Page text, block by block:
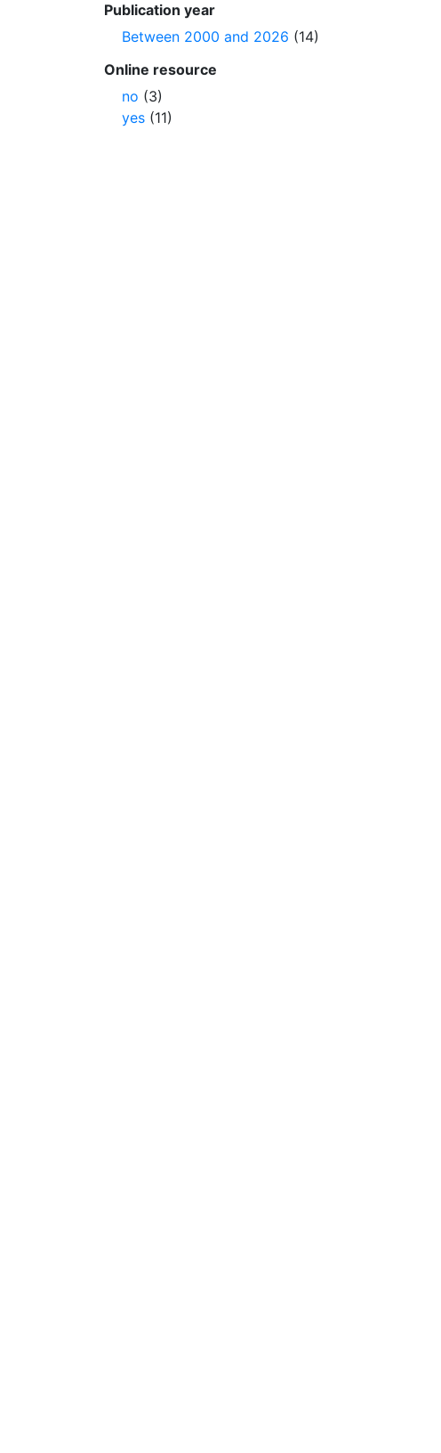
Publication year
Between 2000 and 2026 (14)
Online resource
no (3)
yes (11)